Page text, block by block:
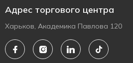
Адрес торгового центра
Харьков, Академика Павлова 120